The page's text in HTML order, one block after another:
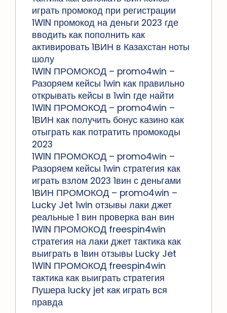
играть промокод при регистрации
1WIN промокод на деньги 2023 где
вводить как пополнить как
активировать 1ВИН в Казахстан ноты
шолу
1WIN ПРОМОКОД – promo4win –
Разоряем кейсы 1win как правильно
открывать кейсы в 1win где найти
1WIN ПРОМОКОД – promo4win –
1ВИН как получить бонус казино как
отыграть как потратить промокоды
2023
1WIN ПРОМОКОД – promo4win –
Разоряем кейсы 1win стратегия как
играть взлом 2023 1вин с деньгами
1ВИН ПРОМОКОД – promo4win –
Lucky Jet 1win отзывы лаки джет
реальные 1 вин проверка ван вин
1WIN ПРОМОКОД freespin4win
стратегия на лаки джет тактика как
выиграть в 1вин отзывы Lucky Jet
1WIN ПРОМОКОД freespin4win
тактика как выиграть стратегия
Пушера lucky jet как играть вся
правда